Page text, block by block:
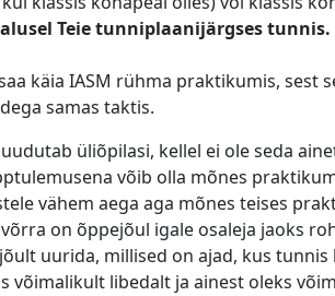
Teie tunniplaanijärgses tunnis.
käia IASM rühma praktikumis, sest
samas taktis.
üliõpilasi, kellel ei ole seda
võib olla mõnes
vähem aega aga mõnes teises
on õppejõul igale osaleja jaoks
uurida, millised on ajad, kus
võimalikult libedalt ja ainest oleks